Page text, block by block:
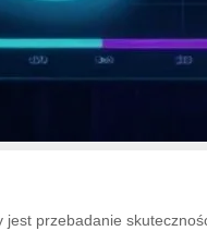
jest przebadanie